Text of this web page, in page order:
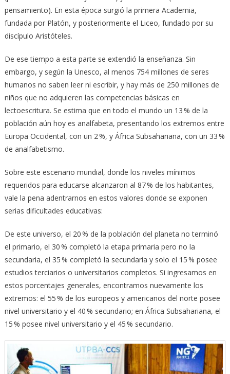
pensamiento). En esta época surgió la primera Academia,
fundada por Platón, y posteriormente el Liceo, fundado por su
discípulo Aristóteles.
De ese tiempo a esta parte se extendió la enseñanza. Sin
embargo, y según la Unesco, al menos 754 millones de seres
humanos no saben leer ni escribir, y hay más de 250 millones de
niños que no adquieren las competencias básicas en
lectoescritura. Se estima que en todo el mundo un 13 % de la
población aún hoy es analfabeta, presentando los extremos entre
Europa Occidental, con un 2 %, y África Subsahariana, con un 33 %
de analfabetismo.
Sobre este escenario mundial, donde los niveles mínimos
requeridos para educarse alcanzaron al 87 % de los habitantes,
vale la pena adentrarnos en estos valores donde se exponen
serias dificultades educativas:
De este universo, el 20 % de la población del planeta no terminó
el primario, el 30 % completó la etapa primaria pero no la
secundaria, el 35 % completó la secundaria y solo el 15 % posee
estudios terciarios o universitarios completos. Si ingresamos en
estos porcentajes generales, encontramos nuevamente los
extremos: el 55 % de los europeos y americanos del norte posee
nivel universitario y el 40 % secundario; en África Subsahariana, el
15 % posee nivel universitario y el 45 % secundario.